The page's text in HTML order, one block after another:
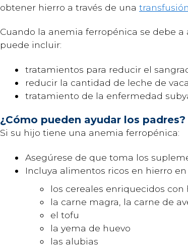
obtener hierro a través de una
Cuando la anemia ferropénica se debe
puede incluir:
tratamientos para reducir el
reducir la cantidad de leche de
tratamiento de la enfermedad
¿Cómo pueden ayudar los padres?
Si su hijo tiene una anemia ferropénica:
Asegúrese de que toma los
Incluya alimentos ricos en hierro
los cereales enriquecidos con
la carne magra, la carne de
el tofu
la yema de huevo
las alubias